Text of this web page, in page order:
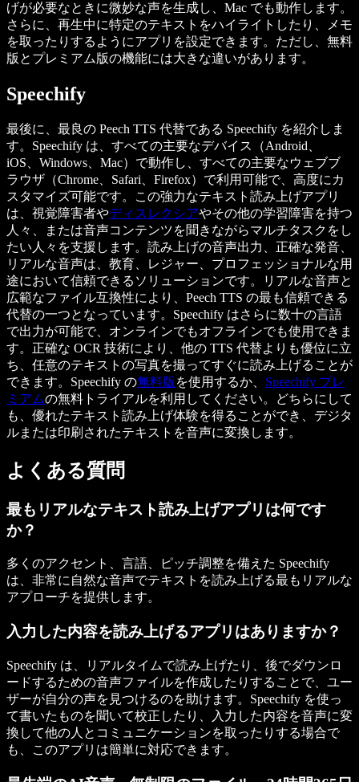
げが必要なときに微妙な声を生成し、Mac でも動作します。
さらに、再生中に特定のテキストをハイライトしたり、メモ
を取ったりするようにアプリを設定できます。ただし、無料
版とプレミアム版の機能には大きな違いがあります。
Speechify
最後に、最良の Peech TTS 代替である Speechify を紹介しま
す。Speechify は、すべての主要なデバイス（Android、
iOS、Windows、Mac）で動作し、すべての主要なウェブブ
ラウザ（Chrome、Safari、Firefox）で利用可能で、高度にカ
スタマイズ可能です。この強力なテキスト読み上げアプリ
は、視覚障害者やディスレクシアやその他の学習障害を持つ
人々、または音声コンテンツを聞きながらマルチタスクをし
たい人々を支援します。読み上げの音声出力、正確な発音、
リアルな音声は、教育、レジャー、プロフェッショナルな用
途において信頼できるソリューションです。リアルな音声と
広範なファイル互換性により、Peech TTS の最も信頼できる
代替の一つとなっています。Speechify はさらに数十の言語
で出力が可能で、オンラインでもオフラインでも使用できま
す。正確な OCR 技術により、他の TTS 代替よりも優位に立
ち、任意のテキストの写真を撮ってすぐに読み上げることが
できます。Speechify の無料版 を使用するか、 Speechify プレ
ミアムの無料トライアルを利用してください。どちらにして
も、優れたテキスト読み上げ体験を得ることができ、デジタ
ルまたは印刷されたテキストを音声に変換します。
よくある質問
最もリアルなテキスト読み上げアプリは何です
か？
多くのアクセント、言語、ピッチ調整を備えた Speechify
は、非常に自然な音声でテキストを読み上げる最もリアルな
アプローチを提供します。
入力した内容を読み上げるアプリはありますか？
Speechify は、リアルタイムで読み上げたり、後でダウンロ
ードするための音声ファイルを作成したりすることで、ユー
ザーが自分の声を見つけるのを助けます。Speechify を使っ
て書いたものを聞いて校正したり、入力した内容を音声に変
換して他の人とコミュニケーションを取ったりする場合で
も、このアプリは簡単に対応できます。